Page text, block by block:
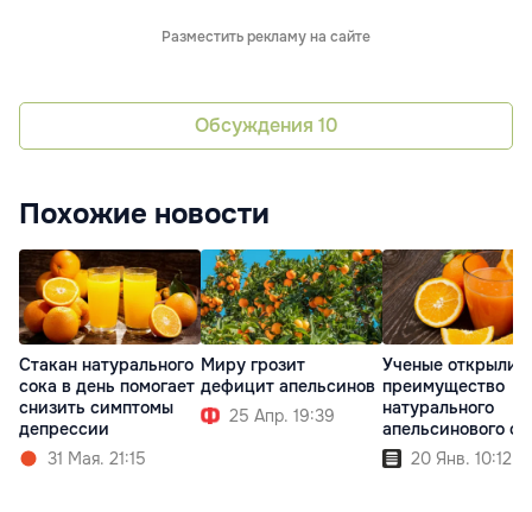
Разместить рекламу на сайте
Обсуждения 10
Похожие новости
Стакан натурального
сока в день помогает
снизить симптомы
депрессии
31 Мая. 21:15
Миру грозит
дефицит апельсинов
25 Апр. 19:39
Ученые открыли
преимущество
натурального
апельсинового
20 Янв. 10:12